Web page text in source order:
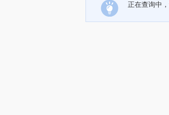
正在查询中